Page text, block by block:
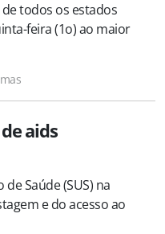
todos os estados
feira (1o) ao maior
aids
Saúde (SUS) na
e do acesso ao